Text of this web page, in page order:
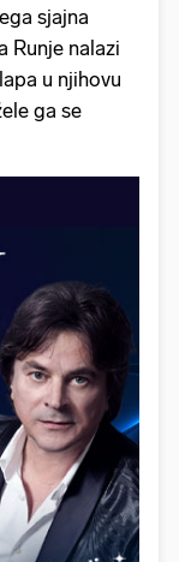
sjajna
Runje nalazi
u njihovu
ga se